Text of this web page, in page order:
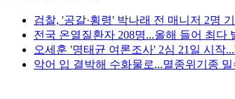
검찰, '공갈·횡령' 박나래 전 매니저 2명
전국 온열질환자 208명...올해 들어 최다
오세훈 '명태균 여론조사' 2심 21일 시작
악어 입 결박해 수화물로...멸종위기종